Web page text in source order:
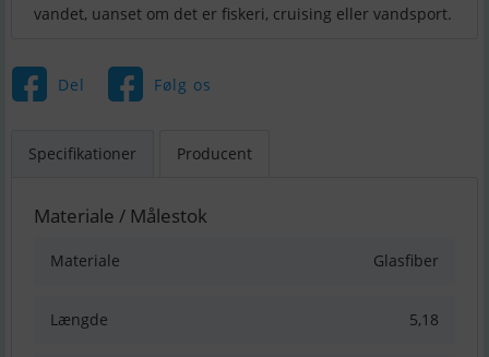
vandet, uanset om det er fiskeri, cruising eller vandsport.
Del Følg os
Specifikationer Producent
Materiale / Målestok
Materiale Glasfiber
Længde 5,18